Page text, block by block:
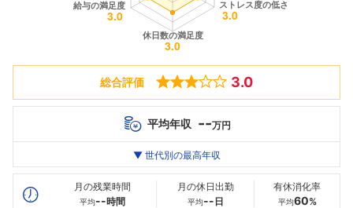
総合評価 3.0
平均年収 --万円
最高年収
20代
--万
30代
--万
--万
▼ 世代別の最高年収
月の残業時間
平均--時間
月の休日出勤
平均-- 日
有休消化率
平均60%